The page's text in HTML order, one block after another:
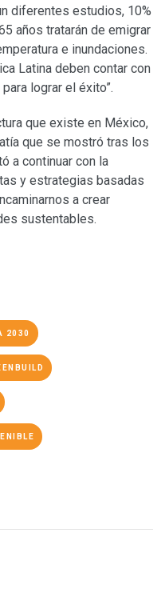
diferentes estudios, 10%
años tratarán de emigrar
e inundaciones.
Latina deben contar con
lograr el éxito”.
que existe en México,
que se mostró tras los
a continuar con la
y estrategias basadas
a crear
sustentables.
2030